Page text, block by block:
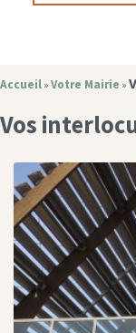
Accueil » Votre Mairie »
Vos